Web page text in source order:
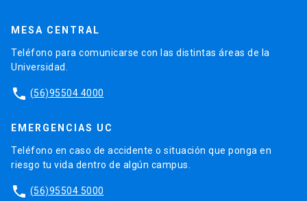
MESA CENTRAL
Teléfono para comunicarse con las distintas áreas de la
Universidad.
phone (56)95504 4000
EMERGENCIAS UC
Teléfono en caso de accidente o situación que ponga en
riesgo tu vida dentro de algún campus.
phone (56)95504 5000